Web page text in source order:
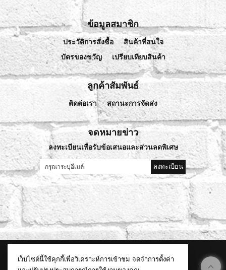
ข้อมูลสมาชิก
ประวัติการสั่งซื้อ
สินค้าที่สนใจ
บัตรของขวัญ
เปรียบเทียบสินค้า
ลูกค้าสัมพันธ์
ติดต่อเรา สถานะการจัดส่ง
จดหมายข่าว
ลงทะเบียนเพื่อรับข้อเสนอและส่วนลดพิเศษ
ลงทะเบียน
© 2026 lablivehealthy.com All Rights Reserved.
เว็บไซต์นี้ใช้คุกกี้เพื่อวิเคราะห์การเข้าชม จดจำการตั้งค่า